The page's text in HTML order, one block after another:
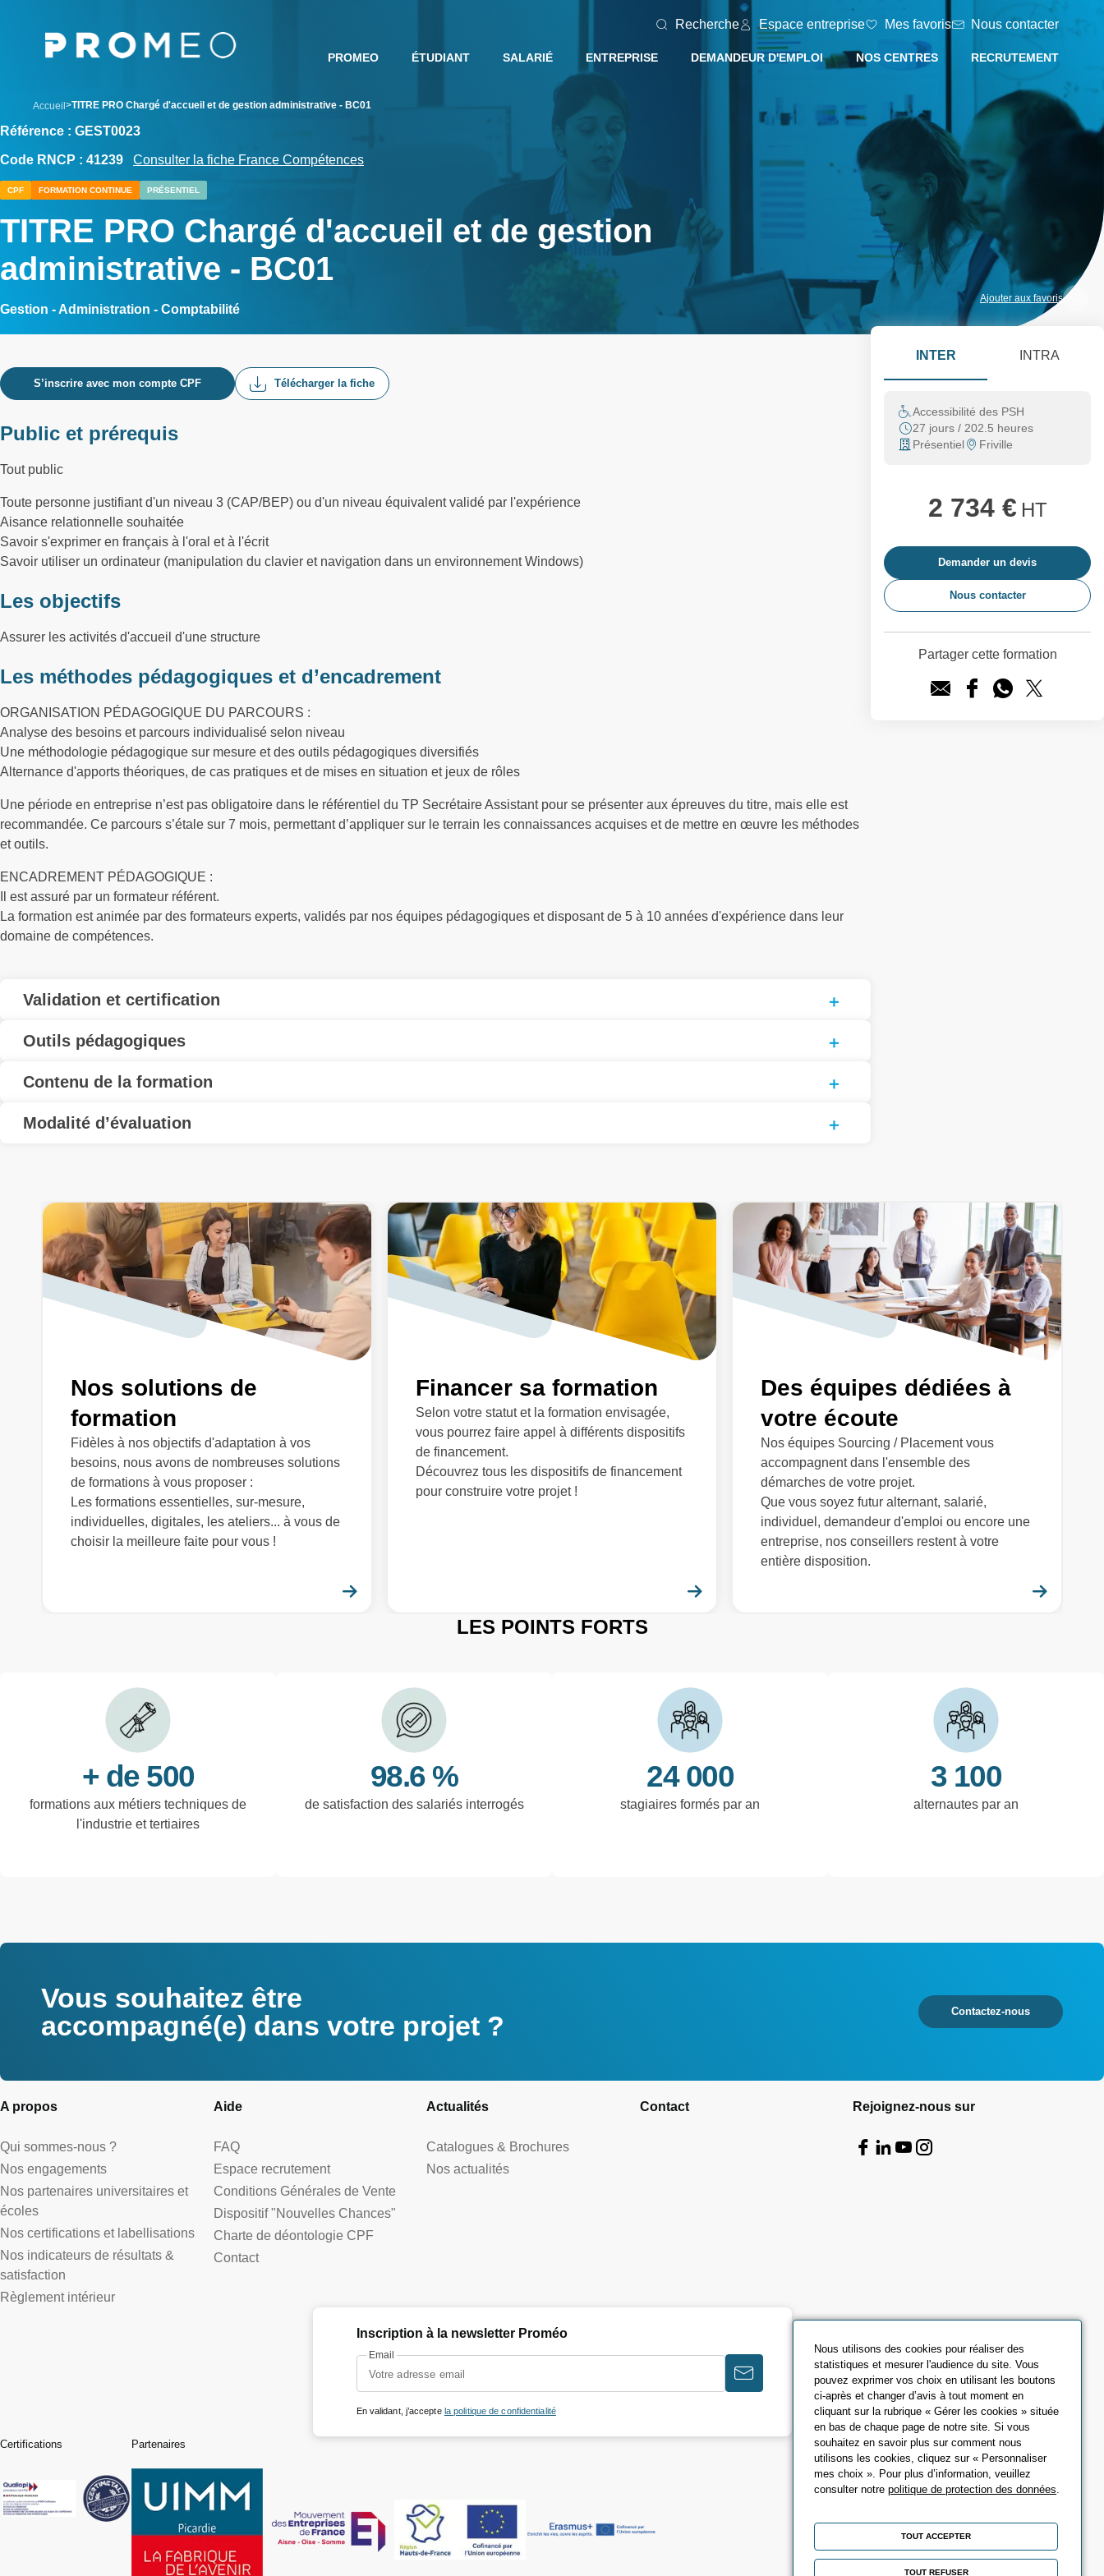
Recherche Espace entreprise Mes favoris Nous contacter
PROMEO ÉTUDIANT SALARIÉ ENTREPRISE DEMANDEUR D'EMPLOI NOS CENTRES RECRUTEMENT
Accueil TITRE PRO Chargé d'accueil et de gestion administrative - BC01
Référence : GEST0023
Code RNCP : 41239 Consulter la fiche France Compétences
CPF FORMATION CONTINUE PRÉSENTIEL
TITRE PRO Chargé d'accueil et de gestion
administrative - BC01
Gestion - Administration - Comptabilité
Ajouter aux favoris
S’inscrire avec mon compte CPF Télécharger la fiche
Public et prérequis
Tout public
Toute personne justifiant d'un niveau 3 (CAP/BEP) ou d'un niveau équivalent validé par l'expérience
Aisance relationnelle souhaitée
Savoir s'exprimer en français à l'oral et à l'écrit
Savoir utiliser un ordinateur (manipulation du clavier et navigation dans un environnement Windows)
Les objectifs
Assurer les activités d'accueil d'une structure
Les méthodes pédagogiques et d’encadrement
ORGANISATION PÉDAGOGIQUE DU PARCOURS :
Analyse des besoins et parcours individualisé selon niveau
Une méthodologie pédagogique sur mesure et des outils pédagogiques diversifiés
Alternance d'apports théoriques, de cas pratiques et de mises en situation et jeux de rôles
Une période en entreprise n’est pas obligatoire dans le référentiel du TP Secrétaire Assistant pour se présenter aux épreuves du titre, mais elle est
recommandée. Ce parcours s’étale sur 7 mois, permettant d’appliquer sur le terrain les connaissances acquises et de mettre en œuvre les méthodes
et outils.
ENCADREMENT PÉDAGOGIQUE :
Il est assuré par un formateur référent.
La formation est animée par des formateurs experts, validés par nos équipes pédagogiques et disposant de 5 à 10 années d'expérience dans leur
domaine de compétences.
Validation et certification
Outils pédagogiques
Contenu de la formation
Modalité d’évaluation
INTER INTRA
Accessibilité des PSH
27 jours / 202.5 heures
Présentiel
Friville
2 734 € HT
Demander un devis
Nous contacter
Partager cette formation
Nos solutions de
formation
Fidèles à nos objectifs d'adaptation à vos
besoins, nous avons de nombreuses solutions
de formations à vous proposer :
Les formations essentielles, sur-mesure,
individuelles, digitales, les ateliers... à vous de
choisir la meilleure faite pour vous !
Financer sa formation
Selon votre statut et la formation envisagée,
vous pourrez faire appel à différents dispositifs
de financement.
Découvrez tous les dispositifs de financement
pour construire votre projet !
Des équipes dédiées à
votre écoute
Nos équipes Sourcing / Placement vous
accompagnent dans l'ensemble des
démarches de votre projet.
Que vous soyez futur alternant, salarié,
individuel, demandeur d'emploi ou encore une
entreprise, nos conseillers restent à votre
entière disposition.
LES POINTS FORTS
+ de 500
formations aux métiers techniques de
l'industrie et tertiaires
98.6 %
de satisfaction des salariés interrogés
24 000
stagiaires formés par an
3 100
alternautes par an
Vous souhaitez être
accompagné(e) dans votre projet ?
Contactez-nous
A propos
Qui sommes-nous ?
Nos engagements
Nos partenaires universitaires et
écoles
Nos certifications et labellisations
Nos indicateurs de résultats &
satisfaction
Règlement intérieur
Aide
FAQ
Espace recrutement
Conditions Générales de Vente
Dispositif "Nouvelles Chances"
Charte de déontologie CPF
Contact
Actualités
Catalogues & Brochures
Nos actualités
Contact Rejoignez-nous sur
Inscription à la newsletter Proméo
Email
En validant, j’accepte la politique de confidentialité
Certifications Partenaires
Nous utilisons des cookies pour réaliser des
statistiques et mesurer l'audience du site. Vous
pouvez exprimer vos choix en utilisant les boutons
ci-après et changer d’avis à tout moment en
cliquant sur la rubrique « Gérer les cookies » située
en bas de chaque page de notre site. Si vous
souhaitez en savoir plus sur comment nous
utilisons les cookies, cliquez sur « Personnaliser
mes choix ». Pour plus d’information, veuillez
consulter notrepolitique de protection des données.
TOUT ACCEPTER
TOUT REFUSER